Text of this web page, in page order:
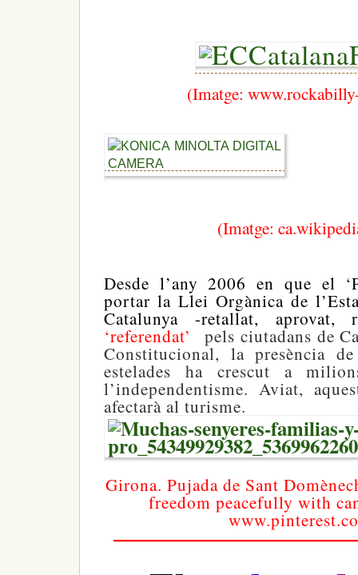
(Imatge:
(Imatge:
Desde l’any 2006 en que el
portar la Llei Orgànica de
Catalunya -retallat,
‘referendat’ pels ciutadans de
Constitucional, la presència de
estelades ha crescut a
l’independentisme. Aviat,
afectarà al turisme.
Girona. Pujada de Sant
freedom peacefully with